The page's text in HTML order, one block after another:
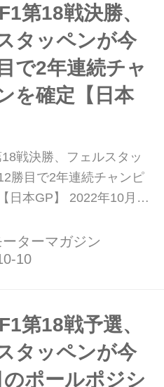
。2番手にもセルジオ・
、レッドブルがフロント
た。3番手はシャルル・
第18戦決勝、
タッペンが今
で2年連続チャ
を確定【日本
戦決勝、フェルスタッ
勝目で2年連続チャンピ
日本GP】 2022年10月9
れ、レッドブルのマック
タッペンが優勝、チーム
ェルスタッペンのドライ
2連覇が決まった。角田
タウ...
ターマガジン
第18戦予選、
タッペンが今
ポールポジシ